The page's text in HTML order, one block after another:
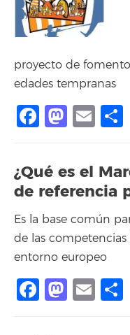
proyecto de
edades tempranas
¿Qué es el
de referencia
Es la base común
de las
entorno europeo